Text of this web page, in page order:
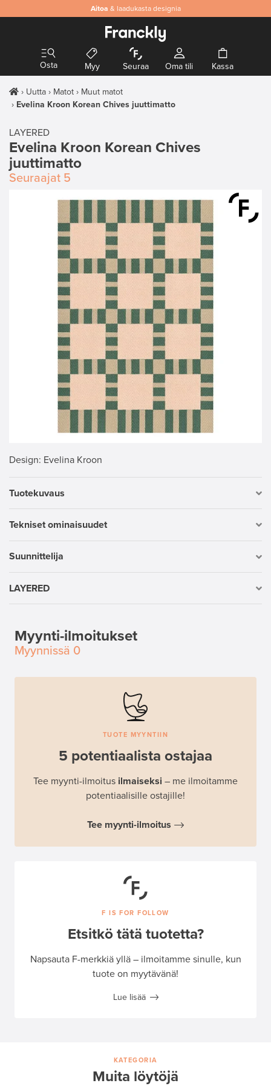
Aitoa & laadukasta designia
Osta Myy Seuraa Oma tili Kassa
Uutta Matot
Muut matot
Evelina Kroon Korean Chives juuttimatto
LAYERED
Evelina Kroon Korean Chives
juuttimatto
Seuraajat 5
Design: Evelina Kroon
Tuotekuvaus
Tekniset ominaisuudet
Suunnittelija
LAYERED
Myynti-ilmoitukset
Myynnissä 0
TUOTE MYYNTIIN
5 potentiaalista ostajaa
Tee myynti-ilmoitus ilmaiseksi – me ilmoitamme
potentiaalisille ostajille!
Tee myynti-ilmoitus
F IS FOR FOLLOW
Etsitkö tätä tuotetta?
Napsauta F-merkkiä yllä – ilmoitamme sinulle, kun
tuote on myytävänä!
Lue lisää
KATEGORIA
Muita löytöjä